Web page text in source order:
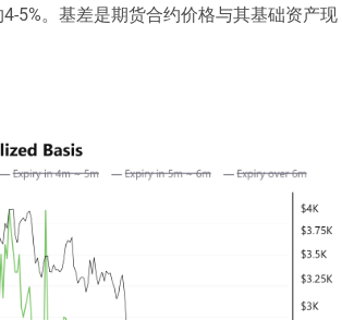
5%。基差是期货合约价格与其基础资产现